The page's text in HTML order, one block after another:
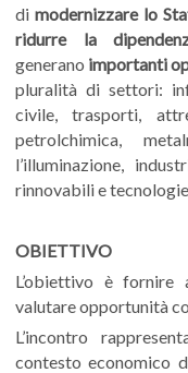
di modernizzare lo
ridurre la
generano importanti
pluralità di settori:
civile, trasporti,
petrolchimica,
l’illuminazione,
rinnovabili e
OBIETTIVO
L’obiettivo è fornire
valutare opportunità
L’incontro
contesto economico